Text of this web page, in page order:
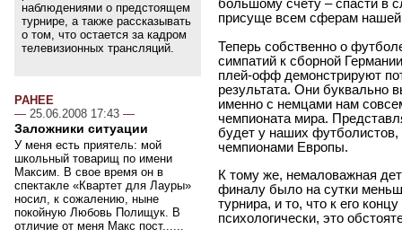
наблюдениями о предстоящем
турнире, а также рассказывать
о том, что остается за кадром
телевизионных трансляций.
РАНЕЕ
— 25.06.2008 17:43 —
Заложники ситуации
У меня есть приятель: мой
школьный товарищ по имени
Максим. В свое время он в
спектакле «Квартет для Лауры»
носил, к сожалению, ныне
покойную Любовь Полищук. В
отличие от меня Макс пост......
большому счету – спасти в
присуще всем сферам нашей
Теперь собственно о
симпатий к сборной
плей-офф демонстрируют
результата. Они буквально
именно с немцами нам
чемпионата мира.
будет у наших футболистов,
чемпионами Европы.
К тому же, немаловажная
финалу было на сутки
турнира, и то, что к его
психологически, это